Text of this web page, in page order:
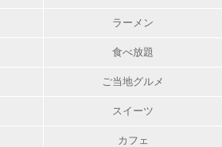
ラーメン
食べ放題
ご当地グルメ
スイーツ
カフェ